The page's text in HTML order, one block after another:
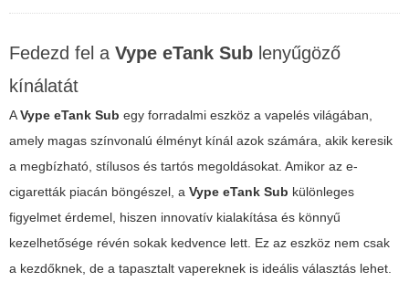
Fedezd fel a Vype eTank Sub lenyűgöző
kínálatát
AVype eTank Sub egy forradalmi eszköz a vapelés világában,
amely magas színvonalú élményt kínál azok számára, akik keresik
a megbízható, stílusos és tartós megoldásokat. Amikor az e-
cigaretták piacán böngészel, a Vype eTank Sub különleges
figyelmet érdemel, hiszen innovatív kialakítása és könnyű
kezelhetősége révén sokak kedvence lett. Ez az eszköz nem csak
a kezdőknek, de a tapasztalt vapereknek is ideális választás lehet.